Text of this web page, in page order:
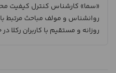
«سما» کارشناس کنترل کیفیت
روانشناس و مولف مباحث مرتبط
روزانه و مستقیم با کاربران رکلا